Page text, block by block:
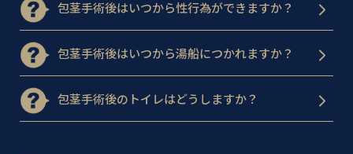
包茎手術後はいつから性行為ができますか？
包茎手術後はいつから湯船につかれますか？
包茎手術後のトイレはどうしますか？